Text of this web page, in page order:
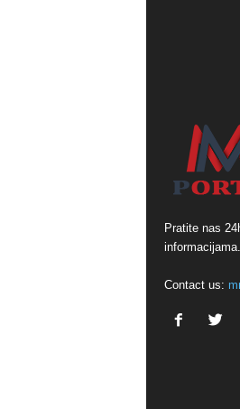
Pratite nas
informacijama.
Contact us: